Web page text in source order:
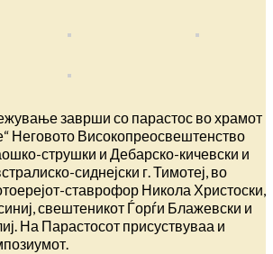
заврши со парастос во храмот
Неговото Високопреосвештенство
струшки и Дебарско-кичевски и
сиднејски г. Тимотеј, во
ставрофор Никола Христоски,
свештеникот Ѓорѓи Блажевски и
На Парастосот присуствуваа и